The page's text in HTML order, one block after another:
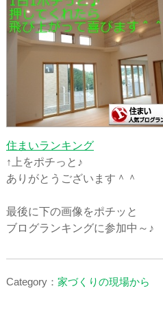
住まいランキング
↑上をポチっと♪
ありがとうございます＾＾
最後に下の画像をポチッと
ブログランキングに参加中～♪
Category： 家づくりの現場から